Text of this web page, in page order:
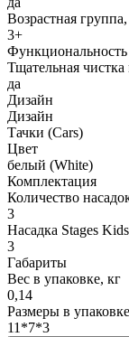
Возрастная группа,
3+
Функциональность
Тщательная
да
Дизайн
Дизайн
Тачки (Cars)
Цвет
белый (White)
Комплектация
Количество
3
Насадка Stages
3
Габариты
Вес в упаковке, кг
0,14
Размеры в
11*7*3